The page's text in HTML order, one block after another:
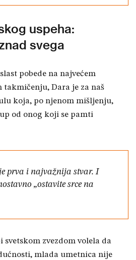
uspeha:
svega
pobede na najvećem
takmičenju, Dara je za naš
koja, po njenom mišljenju,
od onog koji se pamti
prva i najvažnija stvar. I
„ostavite srce na
zvezdom volela da
mlada umetnica nije